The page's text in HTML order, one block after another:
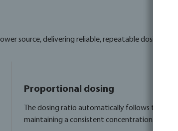
source, delivering reliable, repeatable dosing
Proportional dosing
The dosing ratio automatically follows the
maintaining a consistent concentration.